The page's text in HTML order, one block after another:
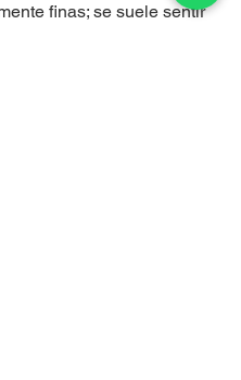
finas; se suele sentir